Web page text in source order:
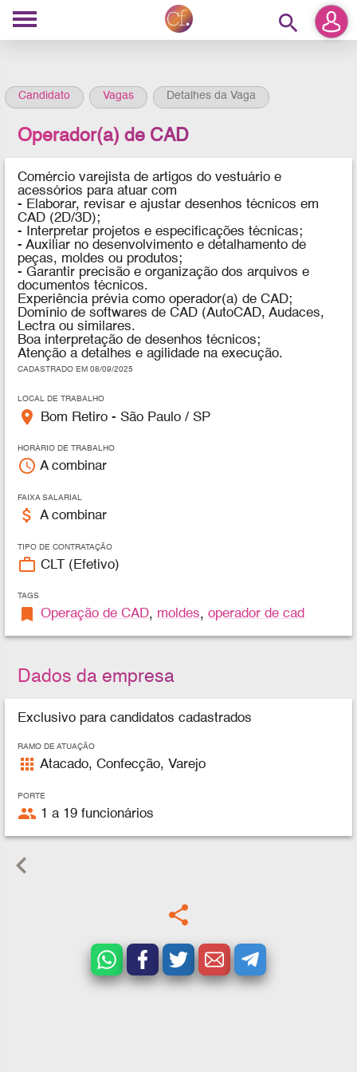
search
Candidato Vagas Detalhes da Vaga
Operador(a) de CAD
Comércio varejista de artigos do vestuário e
acessórios para atuar com
- Elaborar, revisar e ajustar desenhos técnicos em
CAD (2D/3D);
- Interpretar projetos e especificações técnicas;
- Auxiliar no desenvolvimento e detalhamento de
peças, moldes ou produtos;
- Garantir precisão e organização dos arquivos e
documentos técnicos.
Experiência prévia como operador(a) de CAD;
Domínio de softwares de CAD (AutoCAD, Audaces,
Lectra ou similares.
Boa interpretação de desenhos técnicos;
Atenção a detalhes e agilidade na execução.
CADASTRADO EM 08/09/2025
LOCAL DE TRABALHO
place Bom Retiro - São Paulo / SP
HORÁRIO DE TRABALHO
access_time A combinar
FAIXA SALARIAL
attach_money A combinar
TIPO DE CONTRATAÇÃO
work_outline CLT (Efetivo)
TAGS
bookmark Operação de CAD, moldes,operador de cad
Dados da empresa
Exclusivo para candidatos cadastrados
RAMO DE ATUAÇÃO
apps Atacado, Confecção, Varejo
PORTE
people 1 a 19 funcionários
keyboard_arrow_left
share